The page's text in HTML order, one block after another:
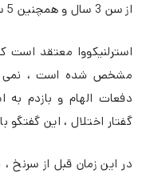
از سن 3 سال و همچنین 5 سال سن دارند مناسب است.
استرلنیکووا معتقد است
مشخص شده است ، نمی
دفعات الهام و بازدم به
گفتار اختلال ، این
در این زمان قبل از